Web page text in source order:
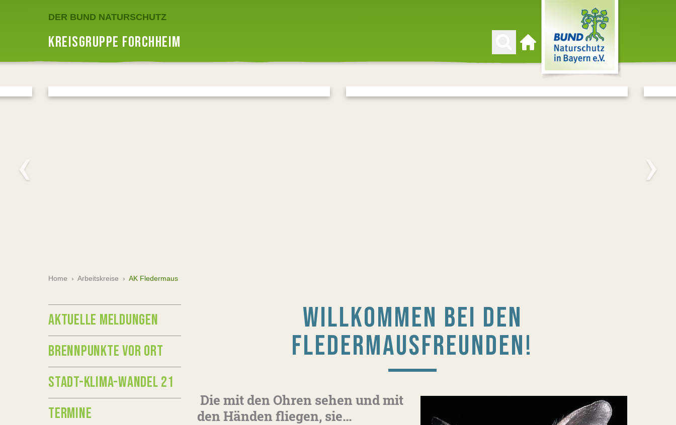
DER BUND NATURSCHUTZ
KREISGRUPPE FORCHHEIM
Zur Startseite
Home › Arbeitskreise › AK Fledermaus
WILLKOMMEN BEI DEN
FLEDERMAUSFREUNDEN!
Die mit den Ohren sehen und mit
den Händen fliegen, sie…
AKTUELLE MELDUNGEN
BRENNPUNKTE VOR ORT
STADT-KLIMA-WANDEL 21
TERMINE